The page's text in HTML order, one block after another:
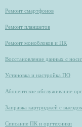
Ремонт смартфонов
Ремонт планшетов
Ремонт моноблоков и ПК
Восстановление данных с
Установка и настройка ПО
Абонентское обслуживание
Заправка картриджей с
Списание ПК и оргтехники